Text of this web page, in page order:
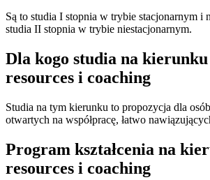
Są to studia I stopnia w trybie stacjonarnym i
studia II stopnia w trybie niestacjonarnym.
Dla kogo studia na
resources i coaching
Studia na tym kierunku to propozycja dla
otwartych na współpracę, łatwo
Program kształcenia na
resources i coaching